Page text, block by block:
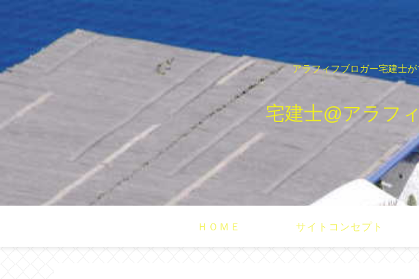
アラフィフブロガー宅建士
宅建士@アラフ
ＨＯＭＥ サイトコンセプト